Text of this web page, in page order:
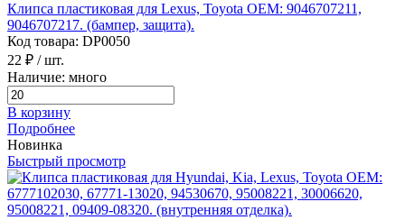
Клипса пластиковая для Lexus, Toyota ОЕМ: 9046707211,
9046707217. (бампер, защита).
Код товара: DP0050
22 ₽ / шт.
Наличие: много
В корзину
Подробнее
Новинка
Быстрый просмотр